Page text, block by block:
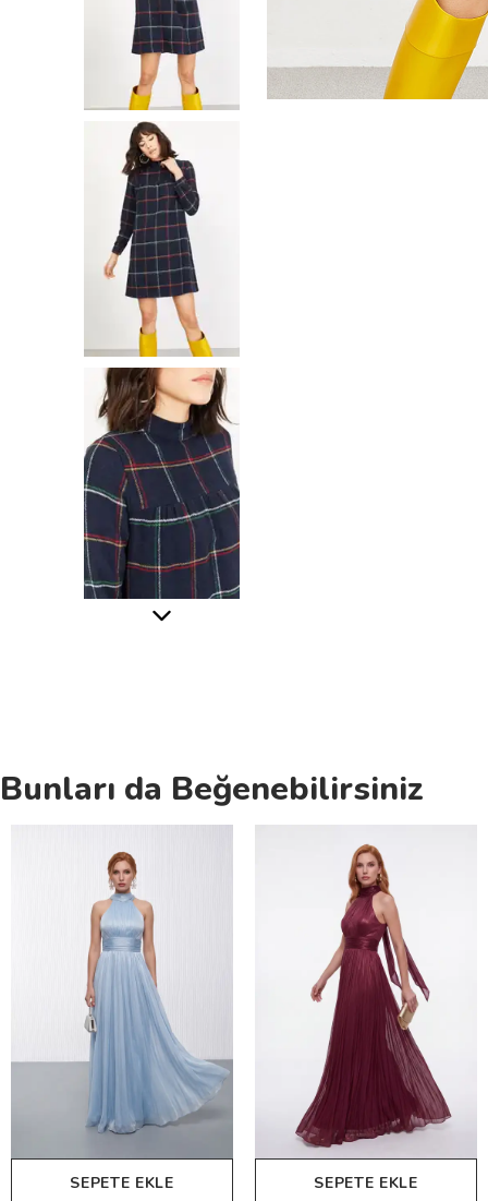
Bunları da Beğenebilirsiniz
SEPETE EKLE SEPETE EKLE